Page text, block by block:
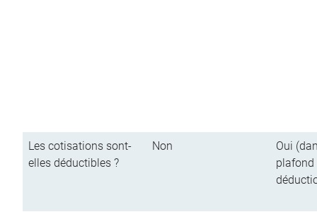
Les cotisations sont-
elles déductibles ?
Non
Oui
plafond